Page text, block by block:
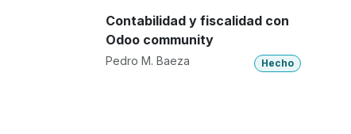
Contabilidad y fiscalidad con
Odoo community
Pedro M. Baeza Hecho